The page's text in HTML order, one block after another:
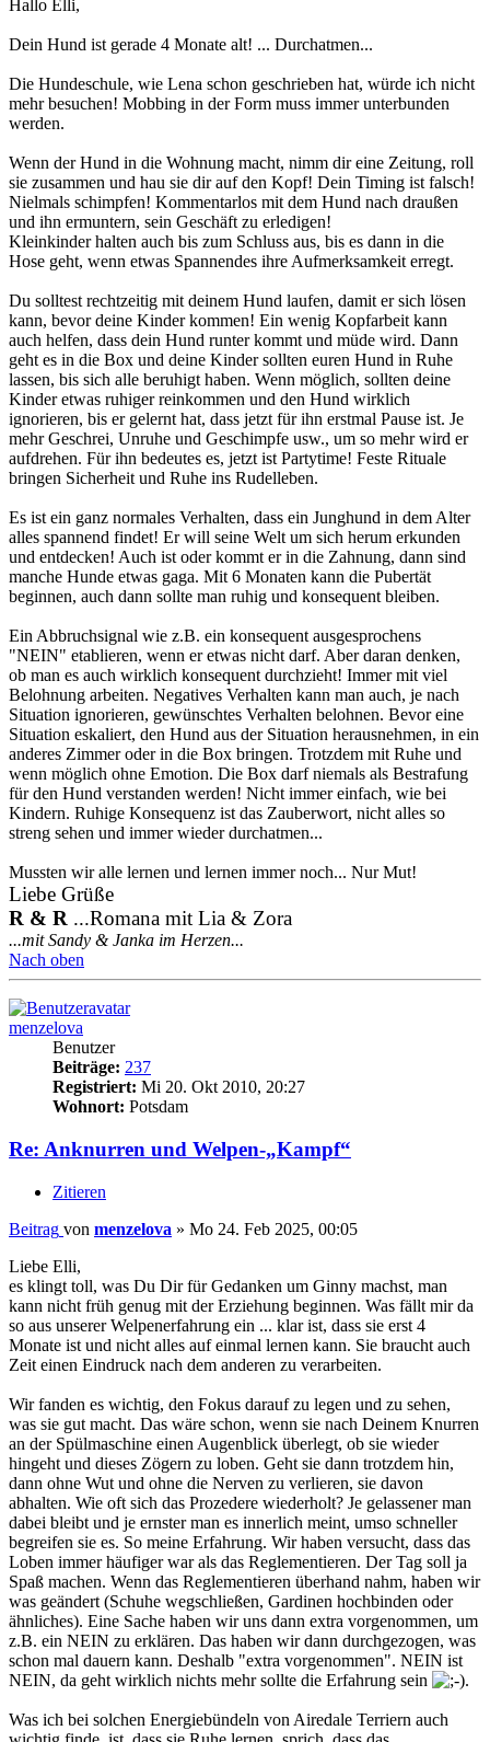
Hallo Elli,
Dein Hund ist gerade 4 Monate alt! ... Durchatmen...
Die Hundeschule, wie Lena schon geschrieben hat, würde ich nicht
mehr besuchen! Mobbing in der Form muss immer unterbunden
werden.
Wenn der Hund in die Wohnung macht, nimm dir eine Zeitung, roll
sie zusammen und hau sie dir auf den Kopf! Dein Timing ist falsch!
Nielmals schimpfen! Kommentarlos mit dem Hund nach draußen
und ihn ermuntern, sein Geschäft zu erledigen!
Kleinkinder halten auch bis zum Schluss aus, bis es dann in die
Hose geht, wenn etwas Spannendes ihre Aufmerksamkeit erregt.
Du solltest rechtzeitig mit deinem Hund laufen, damit er sich lösen
kann, bevor deine Kinder kommen! Ein wenig Kopfarbeit kann
auch helfen, dass dein Hund runter kommt und müde wird. Dann
geht es in die Box und deine Kinder sollten euren Hund in Ruhe
lassen, bis sich alle beruhigt haben. Wenn möglich, sollten deine
Kinder etwas ruhiger reinkommen und den Hund wirklich
ignorieren, bis er gelernt hat, dass jetzt für ihn erstmal Pause ist. Je
mehr Geschrei, Unruhe und Geschimpfe usw., um so mehr wird er
aufdrehen. Für ihn bedeutes es, jetzt ist Partytime! Feste Rituale
bringen Sicherheit und Ruhe ins Rudelleben.
Es ist ein ganz normales Verhalten, dass ein Junghund in dem Alter
alles spannend findet! Er will seine Welt um sich herum erkunden
und entdecken! Auch ist oder kommt er in die Zahnung, dann sind
manche Hunde etwas gaga. Mit 6 Monaten kann die Pubertät
beginnen, auch dann sollte man ruhig und konsequent bleiben.
Ein Abbruchsignal wie z.B. ein konsequent ausgesprochens
"NEIN" etablieren, wenn er etwas nicht darf. Aber daran denken,
ob man es auch wirklich konsequent durchzieht! Immer mit viel
Belohnung arbeiten. Negatives Verhalten kann man auch, je nach
Situation ignorieren, gewünschtes Verhalten belohnen. Bevor eine
Situation eskaliert, den Hund aus der Situation herausnehmen, in ein
anderes Zimmer oder in die Box bringen. Trotzdem mit Ruhe und
wenn möglich ohne Emotion. Die Box darf niemals als Bestrafung
für den Hund verstanden werden! Nicht immer einfach, wie bei
Kindern. Ruhige Konsequenz ist das Zauberwort, nicht alles so
streng sehen und immer wieder durchatmen...
Mussten wir alle lernen und lernen immer noch... Nur Mut!
Liebe Grüße
R & R ...Romana mit Lia & Zora
...mit Sandy & Janka im Herzen...
Nach oben
menzelova
Benutzer
Beiträge: 237
Registriert: Mi 20. Okt 2010, 20:27
Wohnort: Potsdam
Re: Anknurren und Welpen-„Kampf“
Zitieren
Beitrag von menzelova » Mo 24. Feb 2025, 00:05
Liebe Elli,
es klingt toll, was Du Dir für Gedanken um Ginny machst, man
kann nicht früh genug mit der Erziehung beginnen. Was fällt mir da
so aus unserer Welpenerfahrung ein ... klar ist, dass sie erst 4
Monate ist und nicht alles auf einmal lernen kann. Sie braucht auch
Zeit einen Eindruck nach dem anderen zu verarbeiten.
Wir fanden es wichtig, den Fokus darauf zu legen und zu sehen,
was sie gut macht. Das wäre schon, wenn sie nach Deinem Knurren
an der Spülmaschine einen Augenblick überlegt, ob sie wieder
hingeht und dieses Zögern zu loben. Geht sie dann trotzdem hin,
dann ohne Wut und ohne die Nerven zu verlieren, sie davon
abhalten. Wie oft sich das Prozedere wiederholt? Je gelassener man
dabei bleibt und je ernster man es innerlich meint, umso schneller
begreifen sie es. So meine Erfahrung. Wir haben versucht, dass das
Loben immer häufiger war als das Reglementieren. Der Tag soll ja
Spaß machen. Wenn das Reglementieren überhand nahm, haben wir
was geändert (Schuhe wegschließen, Gardinen hochbinden oder
ähnliches). Eine Sache haben wir uns dann extra vorgenommen, um
z.B. ein NEIN zu erklären. Das haben wir dann durchgezogen, was
schon mal dauern kann. Deshalb "extra vorgenommen". NEIN ist
NEIN, da geht wirklich nichts mehr sollte die Erfahrung sein
.
Was ich bei solchen Energiebündeln von Airedale Terriern auch